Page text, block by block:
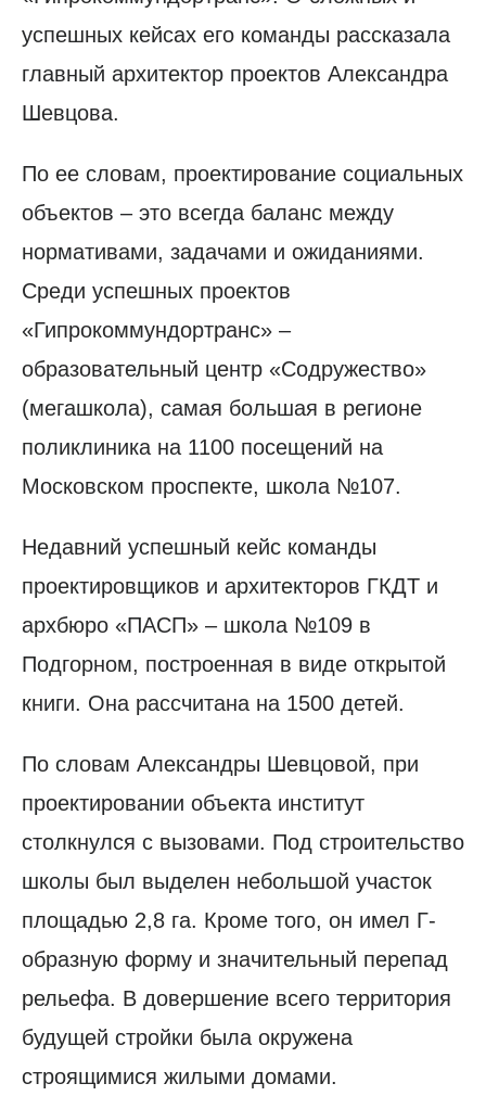
успешных кейсах его команды рассказала
главный архитектор проектов Александра
Шевцова.
По ее словам, проектирование социальных
объектов – это всегда баланс между
нормативами, задачами и ожиданиями.
Среди успешных проектов
«Гипрокоммундортранс» –
образовательный центр «Содружество»
(мегашкола), самая большая в регионе
поликлиника на 1100 посещений на
Московском проспекте, школа №107.
Недавний успешный кейс команды
проектировщиков и архитекторов ГКДТ и
архбюро «ПАСП» – школа №109 в
Подгорном, построенная в виде открытой
книги. Она рассчитана на 1500 детей.
По словам Александры Шевцовой, при
проектировании объекта институт
столкнулся с вызовами. Под строительство
школы был выделен небольшой участок
площадью 2,8 га. Кроме того, он имел Г-
образную форму и значительный перепад
рельефа. В довершение всего территория
будущей стройки была окружена
строящимися жилыми домами.